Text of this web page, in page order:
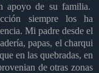
apoyo de su familia.
siempre los ha
Mi padre desde el
papas, el charqui
en las quebradas, en
de otras zonas